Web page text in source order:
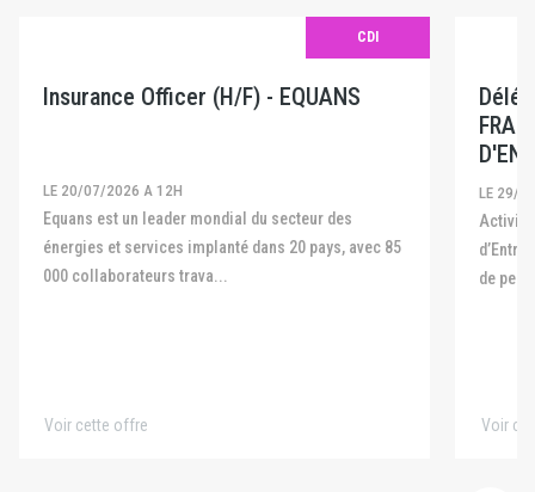
CDI
Insurance Officer (H/F) - EQUANS
LE 20/07/2026 A 12H
Equans est un leader mondial du secteur des
énergies et services implanté dans 20 pays, avec 85
000 collaborateurs trava...
Voir cette offre
LE 29/
Activité La Fédération Française des Captives
de
Voir